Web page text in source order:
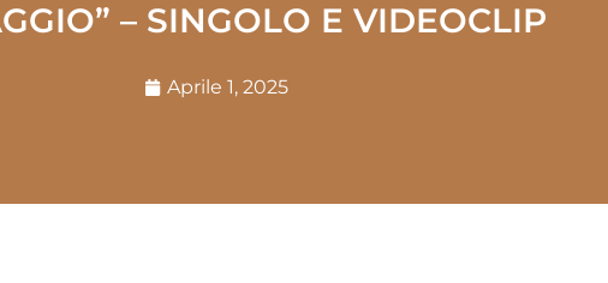
– SINGOLO E VIDEOCLIP
Aprile 1, 2025